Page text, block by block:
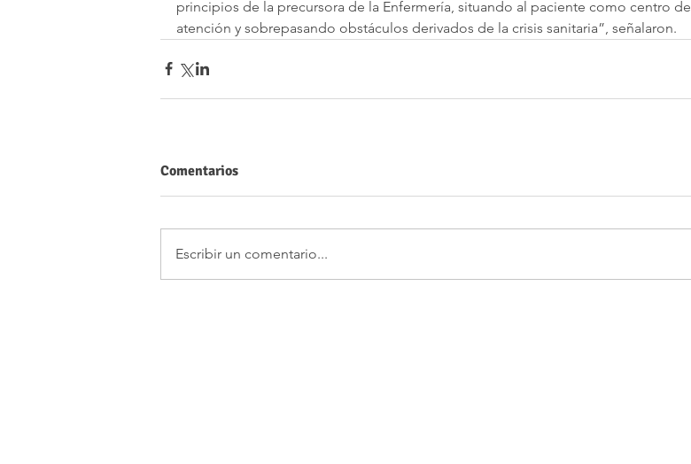
principios de la precursora de la Enfermería, situando al paciente como centro de
atención y sobrepasando obstáculos derivados de la crisis sanitaria”, señalaron.
Comentarios
Escribir un comentario...